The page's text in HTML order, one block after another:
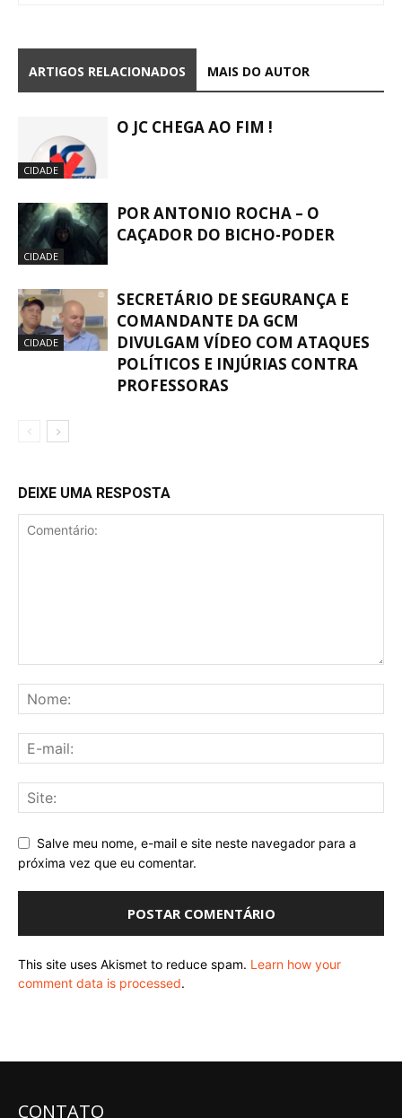
ARTIGOS RELACIONADOS MAIS DO AUTOR
CIDADE
O JC CHEGA AO FIM !
CIDADE
POR ANTONIO ROCHA – O
CAÇADOR DO BICHO-PODER
CIDADE
SECRETÁRIO DE SEGURANÇA E
COMANDANTE DA GCM
DIVULGAM VÍDEO COM ATAQUES
POLÍTICOS E INJÚRIAS CONTRA
PROFESSORAS
DEIXE UMA RESPOSTA
Salve meu nome, e-mail e site neste navegador para a
próxima vez que eu comentar.
This site uses Akismet to reduce spam. Learn how your
comment data is processed.
CONTATO